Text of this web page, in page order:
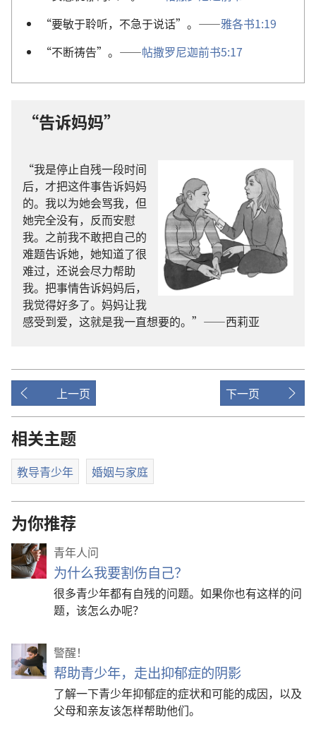
“要敏于聆听，不急于说话”。——雅各书1:19
“不断祷告”。——帖撒罗尼迦前书5:17
“告诉妈妈”
“我是停止自残一段时间
后，才把这件事告诉妈妈
的。我以为她会骂我，但
她完全没有，反而安慰
我。之前我不敢把自己的
难题告诉她，她知道了很
难过，还说会尽力帮助
我。把事情告诉妈妈后，
我觉得好多了。妈妈让我
感受到爱，这就是我一直想要的。”——西莉亚
上一页 下一页
相关主题
教导青少年 婚姻与家庭
为你推荐
青年人问
为什么我要割伤自己？
很多青少年都有自残的问题。如果你也有这样的问
题，该怎么办呢？
警醒！
帮助青少年，走出抑郁症的阴影
了解一下青少年抑郁症的症状和可能的成因，以及
父母和亲友该怎样帮助他们。